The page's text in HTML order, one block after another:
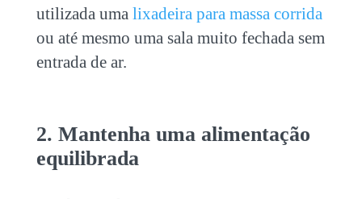
utilizada uma lixadeira para massa corrida
ou até mesmo uma sala muito fechada sem
entrada de ar.
2. Mantenha uma alimentação
equilibrada